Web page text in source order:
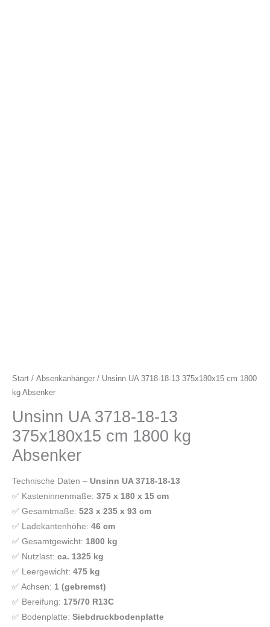
Start / Absenkanhänger / Unsinn UA 3718-18-13 375x180x15 cm 1800
kg Absenker
Unsinn UA 3718-18-13
375x180x15 cm 1800 kg
Absenker
Technische Daten – Unsinn UA 3718-18-13
✅ Kasteninnenmaße: 375 x 180 x 15 cm
✅ Gesamtmaße: 523 x 235 x 93 cm
✅ Ladekantenhöhe: 46 cm
✅ Gesamtgewicht: 1800 kg
✅ Nutzlast: ca. 1325 kg
✅ Leergewicht: 475 kg
✅ Achsen: 1 (gebremst)
✅ Bereifung: 175/70 R13C
✅ Bodenplatte: Siebdruckbodenplatte